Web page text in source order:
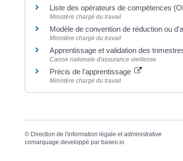
Liste des opérateurs de compétences
Ministère chargé du travail
Modèle de convention de réduction ou
Ministère chargé du travail
Apprentissage et validation des
Caisse nationale d'assurance vieillesse
Précis de l'apprentissage
Ministère chargé du travail
© Direction de l'information légale et administrative
comarquage developpé par baseo.io